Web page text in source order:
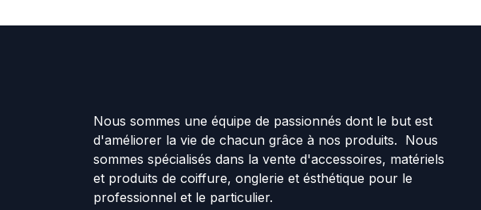
Nous sommes une équipe de passionnés dont le but est
d'améliorer la vie de chacun grâce à nos produits. Nous
sommes spécialisés dans la vente d'accessoires, matériels
et produits de coiffure, onglerie et ésthétique pour le
professionnel et le particulier.